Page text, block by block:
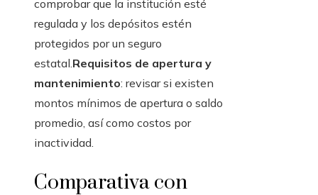
comprobar que la institución esté
regulada y los depósitos estén
protegidos por un seguro
estatal.Requisitos de apertura y
mantenimiento: revisar si existen
montos mínimos de apertura o saldo
promedio, así como costos por
inactividad.
Comparativa con